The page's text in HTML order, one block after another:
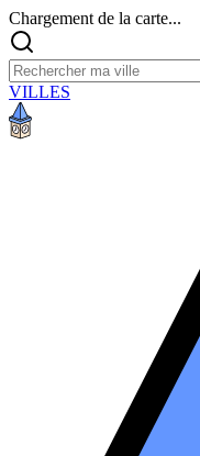
Chargement de la carte...
VILLES